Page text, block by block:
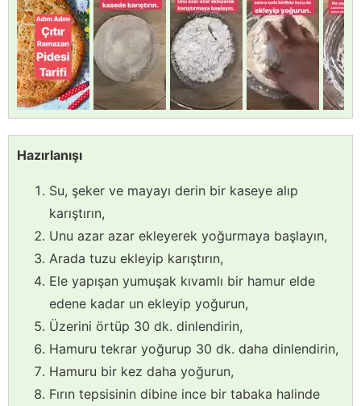
Hazırlanışı
Su, şeker ve mayayı derin bir kaseye alıp
karıştırın,
Unu azar azar ekleyerek yoğurmaya başlayın,
Arada tuzu ekleyip karıştırın,
Ele yapışan yumuşak kıvamlı bir hamur elde
edene kadar un ekleyip yoğurun,
Üzerini örtüp 30 dk. dinlendirin,
Hamuru tekrar yoğurup 30 dk. daha dinlendirin,
Hamuru bir kez daha yoğurun,
Fırın tepsisinin dibine ince bir tabaka halinde